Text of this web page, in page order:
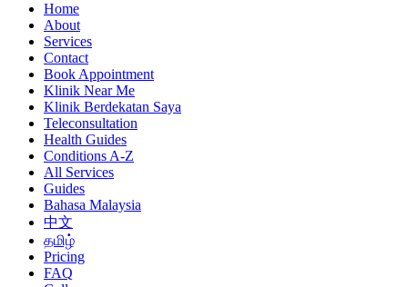
Home
About
Services
Contact
Book Appointment
Klinik Near Me
Klinik Berdekatan Saya
Teleconsultation
Health Guides
Conditions A-Z
All Services
Guides
Bahasa Malaysia
中文
தமிழ்
Pricing
FAQ